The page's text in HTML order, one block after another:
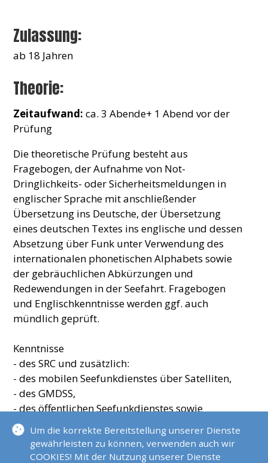
Zulassung:
ab 18 Jahren
Theorie:
Zeitaufwand: ca. 3 Abende+ 1 Abend vor der
Prüfung
Die theoretische Prüfung besteht aus
Fragebogen, der Aufnahme von Not-
Dringlichkeits- oder Sicherheitsmeldungen in
englischer Sprache mit anschließender
Übersetzung ins Deutsche, der Übersetzung
eines deutschen Textes ins englische und dessen
Absetzung über Funk unter Verwendung des
internationalen phonetischen Alphabets sowie
der gebräuchlichen Abkürzungen und
Redewendungen in der Seefahrt. Fragebogen
und Englischkenntnisse werden ggf. auch
mündlich geprüft.
Kenntnisse
- des SRC und zusätzlich:
- des mobilen Seefunkdienstes über Satelliten,
- des GMDSS,
- des öffentlichen Seefunkdienstes sowie
- der englischen Sprache in Wort und Schrift zum
Austausch von Informationen auf See
sind nachzuweisen.
Um die korrekte Bereitstellung unserer Dienste
gewährleisten zu können, verwenden auch wir
COOKIES! Mit der Nutzung unserer Dienste